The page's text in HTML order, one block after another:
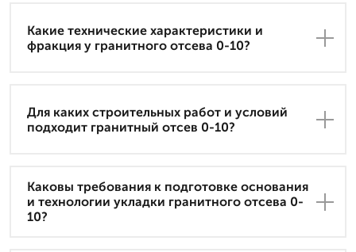
Какие технические характеристики и
фракция у гранитного отсева 0-10?
Для каких строительных работ и условий
подходит гранитный отсев 0-10?
Каковы требования к подготовке основания
и технологии укладки гранитного отсева 0-
10?